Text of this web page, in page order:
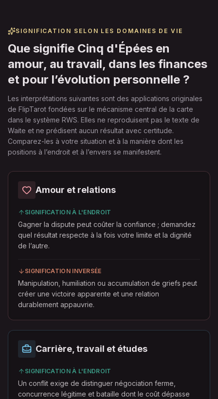
SIGNIFICATION SELON LES DOMAINES DE VIE
Que signifie Cinq d'Épées en
amour, au travail, dans les finances
et pour l’évolution personnelle ?
Les interprétations suivantes sont des applications originales
de FlipTarot fondées sur le mécanisme central de la carte
dans le système RWS. Elles ne reproduisent pas le texte de
Waite et ne prédisent aucun résultat avec certitude.
Comparez-les à votre situation et à la manière dont les
positions à l’endroit et à l’envers se manifestent.
Amour et relations
SIGNIFICATION À L'ENDROIT
Gagner la dispute peut coûter la confiance ; demandez
quel résultat respecte à la fois votre limite et la dignité
de l’autre.
SIGNIFICATION INVERSÉE
Manipulation, humiliation ou accumulation de griefs peut
créer une victoire apparente et une relation
durablement appauvrie.
Carrière, travail et études
SIGNIFICATION À L'ENDROIT
Un conflit exige de distinguer négociation ferme,
concurrence légitime et bataille dont le coût dépasse